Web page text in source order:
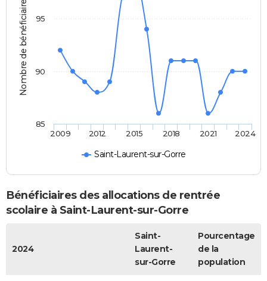
Nombre de bénéficiaires
Saint-Laurent-sur-Gorre
2009 2012 2015 2018 2021 2024
85
90
95
Bénéficiaires des allocations de rentrée
scolaire à Saint-Laurent-sur-Gorre
2024
Saint-
Laurent-
sur-Gorre
Pourcentage
de la
population